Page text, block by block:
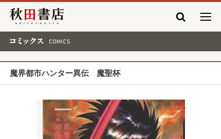
秋田書店
魔界都市ハンター異伝 魔聖杯